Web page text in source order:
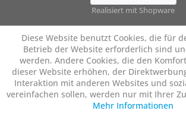
Realisiert mit Shopware
Diese Website benutzt Cookies, die für
Betrieb der Website erforderlich sind
werden. Andere Cookies, die den
dieser Website erhöhen, der
Interaktion mit anderen Websites und
vereinfachen sollen, werden nur mit Ihrer
Mehr Informationen